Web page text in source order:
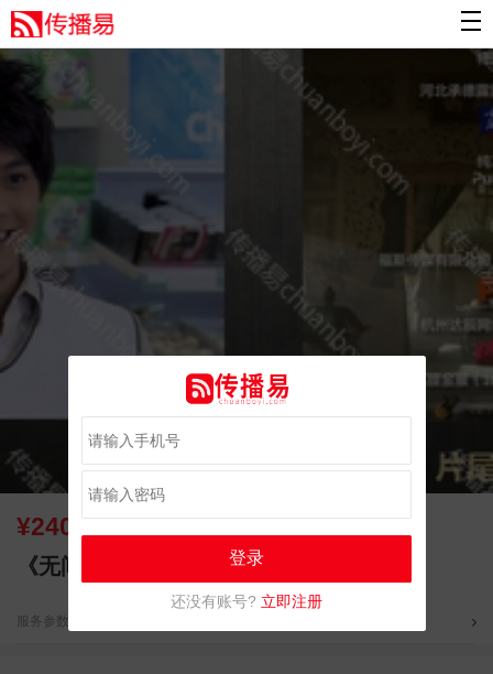
¥240000.00
《无间·风云》寻广告植入
服务参数
登录
还没有账号? 立即注册